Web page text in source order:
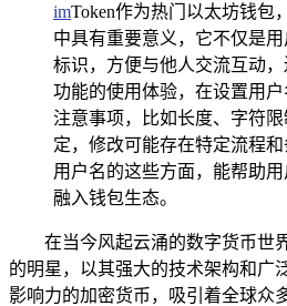
imToken作为热门以太坊钱包
中具有重要意义，它不仅是
标识，方便与他人交流互动
功能的使用体验，在设置用
注意事项，比如长度、字符
定，修改可能存在特定流程和
用户名的这些方面，能帮助用
融入钱包生态。
在当今风起云涌的数字货币世
的明星，以其强大的技术架构和广
影响力的加密货币，吸引着全球众